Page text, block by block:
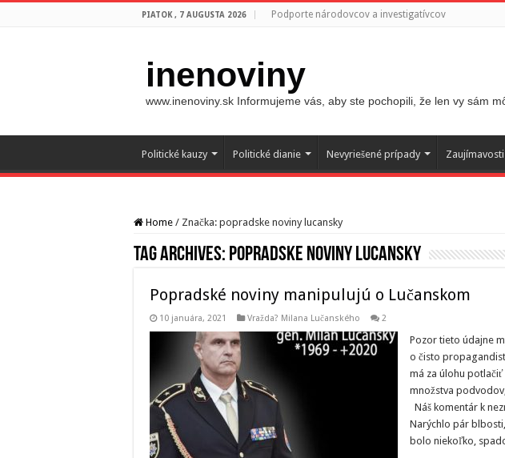
PIATOK , 7 AUGUSTA 2026 Podporte národovcov a investigatívcov
inenoviny
www.inenoviny.sk Informujeme vás, aby ste pochopili, že len vy sám
Politické kauzy Politické dianie Nevyriešené prípady Zaujímavosti
Home / Značka: popradske noviny lucansky
Tag Archives: popradske noviny lucansky
Popradské noviny manipulujú o Lučanskom
10 januára, 2021 Vražda? Milana Lučanského 2
Pozor tieto údajne
o čisto
má za úlohu
množstva
Náš komentár k
Narýchlo pár
bolo niekoľko,